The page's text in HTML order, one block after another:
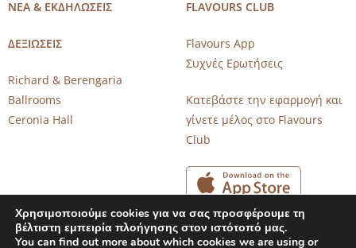
ΝΕΑ & ΕΚΔΗΛΩΣΕΙΣ
ΔΕΞΙΩΣΕΙΣ
Richard & Berengaria
Ballrooms
Ceronia Hall
FLAVOURS CLUB
Flavours App
Συχνές Ερωτήσεις
Κατεβάστε την εφαρμογή και
γίνετε μέλος στο Flavours
Club
Χρησιμοποιούμε cookies για να σας προσφέρουμε τη
βέλτιστη εμπειρία πλοήγησης στον ιστότοπό μας.
You can find out more about which cookies we are using or